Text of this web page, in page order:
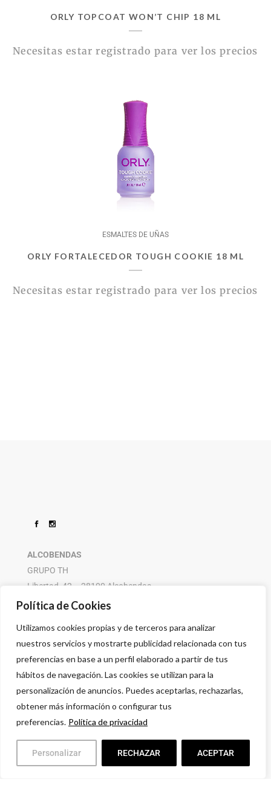
Política de Cookies
Utilizamos cookies propias y de terceros para analizar
nuestros servicios y mostrarte publicidad relacionada con tus
preferencias en base a un perfil elaborado a partir de tus
hábitos de navegación. Las cookies se utilizan para la
personalización de anuncios. Puedes aceptarlas, rechazarlas,
obtener más información o configurar tus
preferencias. Política de privacidad
Personalizar RECHAZAR ACEPTAR
ORLY TOPCOAT WON’T CHIP 18 ML
Necesitas estar registrado para ver los precios
ESMALTES DE UÑAS
ORLY FORTALECEDOR TOUGH COOKIE 18 ML
Necesitas estar registrado para ver los precios
ALCOBENDAS
GRUPO TH
Libertad, 42 – 28100 Alcobendas
916 614 580 – 608 505 532